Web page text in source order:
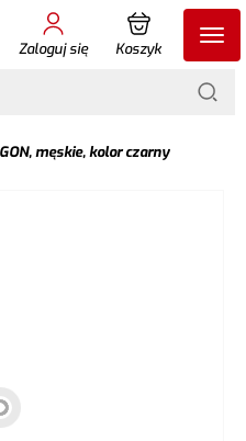
Zaloguj się Koszyk
męskie, kolor czarny